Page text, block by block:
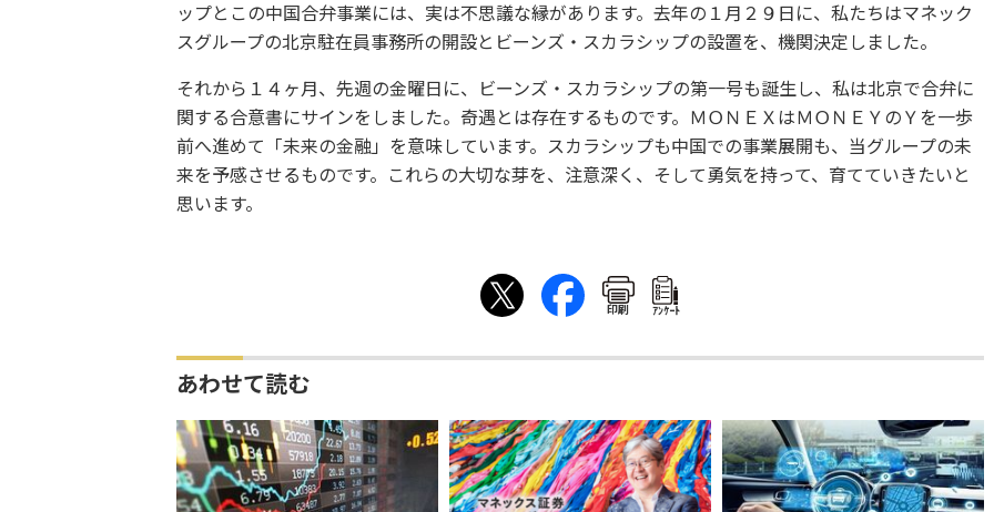
ップとこの中国合弁事業には、実は不思議な縁があります。去年の１月２９日に、私たちはマネック
スグループの北京駐在員事務所の開設とビーンズ・スカラシップの設置を、機関決定しました。
それから１４ヶ月、先週の金曜日に、ビーンズ・スカラシップの第一号も誕生し、私は北京で合弁に
関する合意書にサインをしました。奇遇とは存在するものです。ＭＯＮＥＸはＭＯＮＥＹのＹを一歩
前へ進めて「未来の金融」を意味しています。スカラシップも中国での事業展開も、当グループの未
来を予感させるものです。これらの大切な芽を、注意深く、そして勇気を持って、育てていきたいと
思います。
印刷 ｱﾝｹｰﾄ
あわせて読む